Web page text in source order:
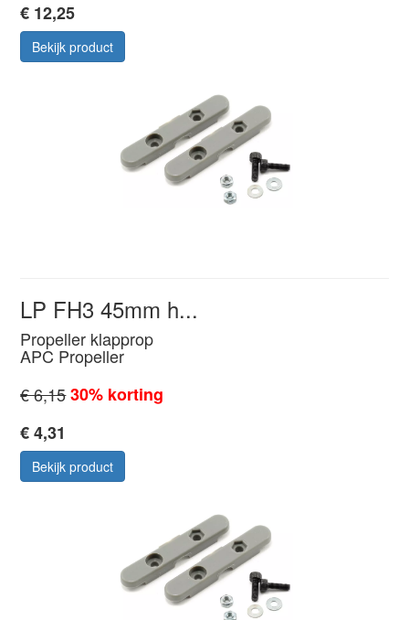
€ 12,25
Bekijk product
LP FH3 45mm h...
Propeller klapprop
APC Propeller
€ 6,1530% korting
€ 4,31
Bekijk product